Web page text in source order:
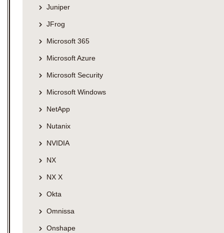
Juniper
JFrog
Microsoft 365
Microsoft Azure
Microsoft Security
Microsoft Windows
NetApp
Nutanix
NVIDIA
NX
NX X
Okta
Omnissa
Onshape